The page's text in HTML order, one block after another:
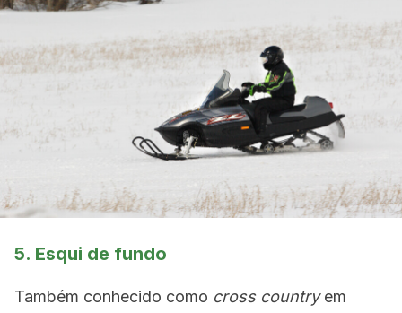
5. Esqui de fundo
Também conhecido como cross countryem